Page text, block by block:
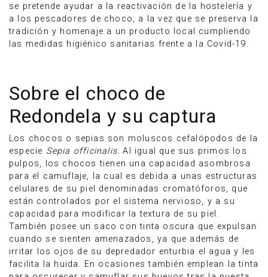
se pretende ayudar a la reactivación de la hostelería y
a los pescadores de choco, a la vez que se preserva la
tradición y homenaje a un producto local cumpliendo
las medidas higiénico sanitarias frente a la Covid-19.
Sobre el choco de
Redondela y su captura
Los chocos o sepias son moluscos cefalópodos de la
especie Sepia officinalis. Al igual que sus primos los
pulpos, los chocos tienen una capacidad asombrosa
para el camuflaje, la cual es debida a unas estructuras
celulares de su piel denominadas cromatóforos, que
están controlados por el sistema nervioso, y a su
capacidad para modificar la textura de su piel.
También posee un saco con tinta oscura que expulsan
cuando se sienten amenazados, ya que además de
irritar los ojos de su depredador enturbia el agua y les
facilita la huida. En ocasiones también emplean la tinta